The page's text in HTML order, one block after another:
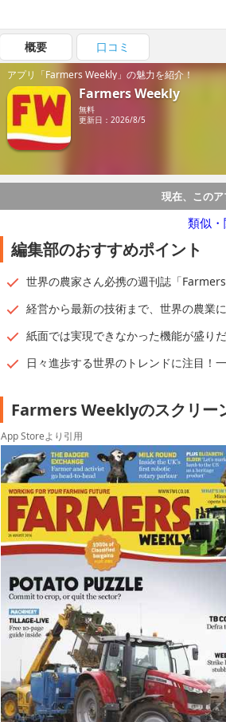
概要 口コミ
アプリ「Farmers Weekly」の魅力を紹介！
Farmers Weekly
無料
更新日：2026/8/5
現在、このア
類似
編集部のおすすめポイント
世界の農家さん必携の週刊誌「
経営から最新の技術まで、世界の農業
紙面では実現できなかった機能が盛り
日々進歩する世界のトレンドに注目！
Farmers Weeklyのスクリー
App Storeより引用